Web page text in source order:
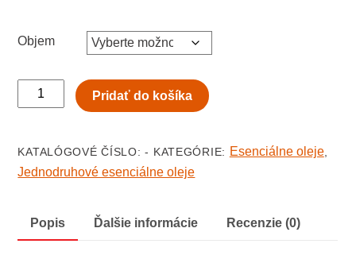
Objem
množstvo
Škorica
-
esenciálny
Pridať do košíka
KATALÓGOVÉ ČÍSLO:- KATEGÓRIE: Esenciálne oleje,
Jednodruhové esenciálne oleje
Popis Ďalšie informácie Recenzie (0)